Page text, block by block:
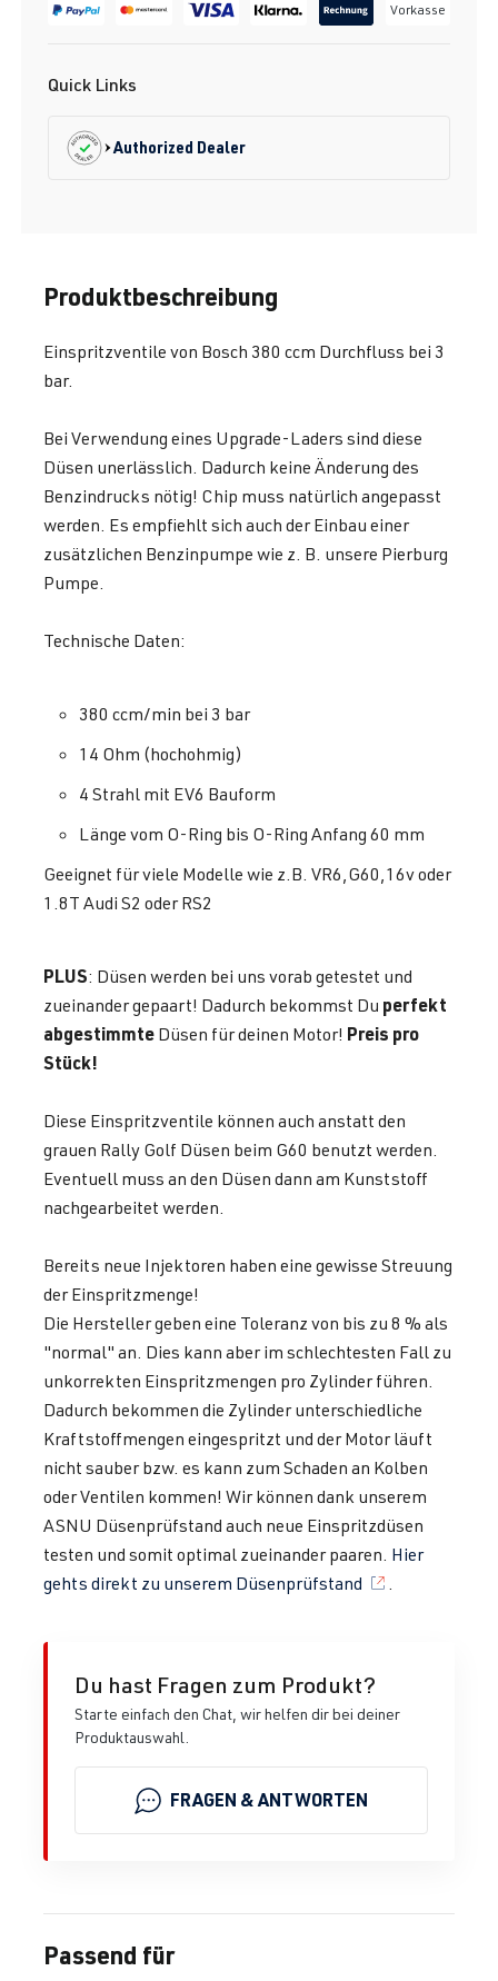
Vorkasse
Quick Links
Authorized Dealer
Produktbeschreibung
Einspritzventile von Bosch 380 ccm Durchfluss bei 3
bar.
Bei Verwendung eines Upgrade-Laders sind diese
Düsen unerlässlich. Dadurch keine Änderung des
Benzindrucks nötig! Chip muss natürlich angepasst
werden. Es empfiehlt sich auch der Einbau einer
zusätzlichen Benzinpumpe wie z. B. unsere Pierburg
Pumpe.
Technische Daten:
380 ccm/min bei 3 bar
14 Ohm (hochohmig)
4 Strahl mit EV6 Bauform
Länge vom O-Ring bis O-Ring Anfang 60 mm
Geeignet für viele Modelle wie z.B. VR6,G60,16v oder
1.8T Audi S2 oder RS2
PLUS: Düsen werden bei uns vorab getestet und
zueinander gepaart! Dadurch bekommst Du perfekt
abgestimmte Düsen für deinen Motor! Preis pro
Stück!
Diese Einspritzventile können auch anstatt den
grauen Rally Golf Düsen beim G60 benutzt werden.
Eventuell muss an den Düsen dann am Kunststoff
nachgearbeitet werden.
Bereits neue Injektoren haben eine gewisse Streuung
der Einspritzmenge!
Die Hersteller geben eine Toleranz von bis zu 8 % als
"normal" an. Dies kann aber im schlechtesten Fall zu
unkorrekten Einspritzmengen pro Zylinder führen.
Dadurch bekommen die Zylinder unterschiedliche
Kraftstoffmengen eingespritzt und der Motor läuft
nicht sauber bzw. es kann zum Schaden an Kolben
oder Ventilen kommen! Wir können dank unserem
ASNU Düsenprüfstand auch neue Einspritzdüsen
testen und somit optimal zueinander paaren. Hier
gehts direkt zu unserem Düsenprüfstand
Du hast Fragen zum Produkt?
Starte einfach den Chat, wir helfen dir bei deiner
Produktauswahl.
FRAGEN & ANTWORTEN
Passend für